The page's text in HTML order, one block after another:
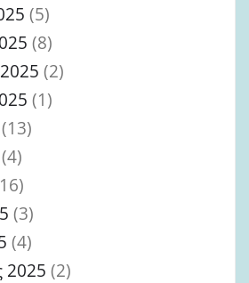
(5)
(8)
(2)
(1)
(13)
(4)
(3)
(4)
2025 (2)